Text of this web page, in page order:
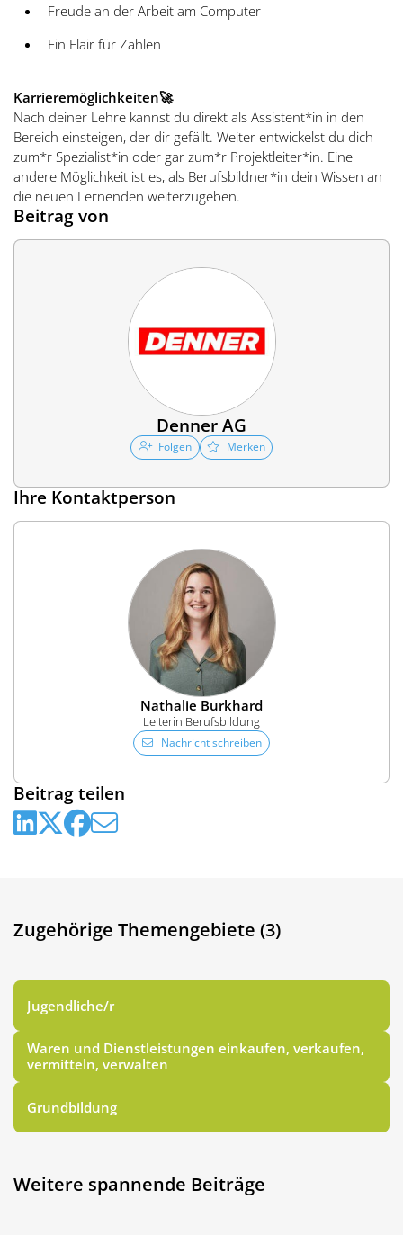
Freude an der Arbeit am Computer
Ein Flair für Zahlen
Karrieremöglichkeiten🚀
Nach deiner Lehre kannst du direkt als Assistent*in in den
Bereich einsteigen, der dir gefällt. Weiter entwickelst du dich
zum*r Spezialist*in oder gar zum*r Projektleiter*in. Eine
andere Möglichkeit ist es, als Berufsbildner*in dein Wissen an
die neuen Lernenden weiterzugeben.
Beitrag von
Denner AG
Folgen Merken
Ihre Kontaktperson
Nathalie Burkhard
Leiterin Berufsbildung
Nachricht schreiben
Beitrag teilen
Zugehörige Themengebiete (3)
Jugendliche/r
Waren und Dienstleistungen einkaufen, verkaufen,
vermitteln, verwalten
Grundbildung
Weitere spannende Beiträge